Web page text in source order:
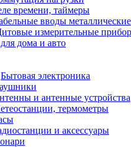
времени, таймеры
вводы металлические
измерительные
дома и авто
Бытовая электроника
и антенные устройства
термометры
и аксессуары